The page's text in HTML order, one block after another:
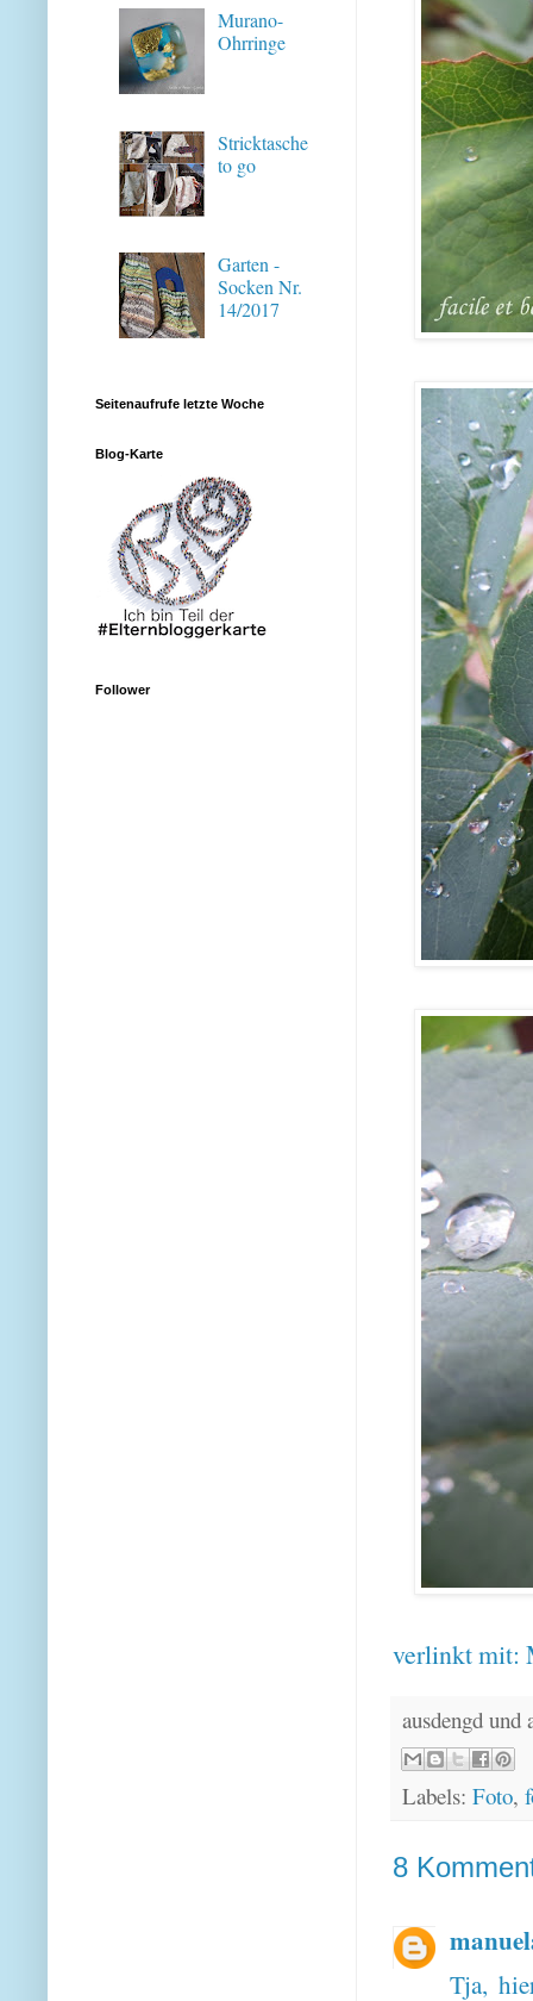
verlinkt mit:
ausdengd
Labels: Foto,
8
Tja,
Murano-
Ohrringe
Stricktasche
to go
Garten -
Socken Nr.
14/2017
Seitenaufrufe letzte Woche
Blog-Karte
Follower